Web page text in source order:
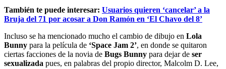
También te puede interesar: Usuarios quieren ‘cancelar’ a la
Bruja del 71 por acosar a Don Ramón en ‘El Chavo del 8’
Incluso se ha mencionado mucho el cambio de dibujo en Lola
Bunny para la película de ‘Space Jam 2’, en donde se quitaron
ciertas facciones de la novia de Bugs Bunny para dejar de ser
sexualizada pues, en palabras del propio director, Malcolm D. Lee,